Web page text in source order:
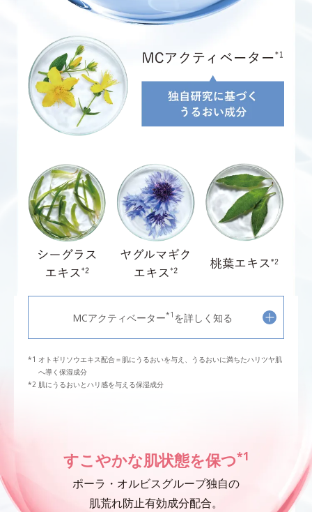
MCアクティベーター*1 を詳しく知る
オトギリソウエキス配合＝肌にうるおいを与え、うるおいに満ちたハリツヤ肌
へ導く保湿成分
肌にうるおいとハリ感を与える保湿成分
すこやかな肌状態を保つ*1
ポーラ・オルビスグループ独自の
肌荒れ防止有効成分配合。